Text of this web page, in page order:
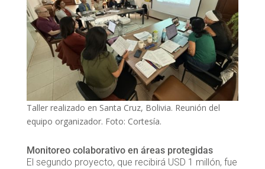
Taller realizado en Santa Cruz, Bolivia. Reunión del
equipo organizador. Foto: Cortesía.
Monitoreo colaborativo en áreas protegidas
El segundo proyecto, que recibirá USD 1 millón, fue